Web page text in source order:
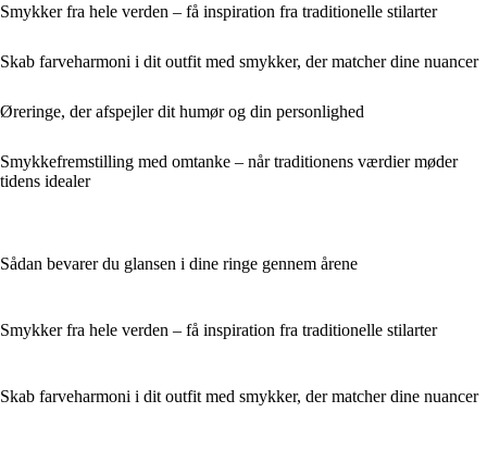
Smykker fra hele verden – få inspiration fra traditionelle stilarter
Skab farveharmoni i dit outfit med smykker, der matcher dine nuancer
Øreringe, der afspejler dit humør og din personlighed
Smykkefremstilling med omtanke – når traditionens værdier møder
tidens idealer
Sådan bevarer du glansen i dine ringe gennem årene
Smykker fra hele verden – få inspiration fra traditionelle stilarter
Skab farveharmoni i dit outfit med smykker, der matcher dine nuancer